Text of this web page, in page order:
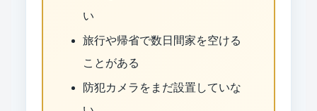
い
旅行や帰省で数日間家を空ける
ことがある
防犯カメラをまだ設置していな